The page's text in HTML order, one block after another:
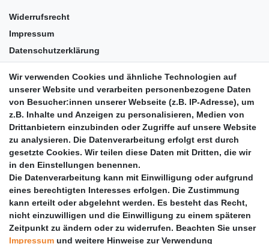
Widerrufsrecht
Impressum
Datenschutzerklärung
Barrierefreiheit
Anleitungen
Vertrag widerrufen
PARTNER
DHL
GLS
PaketPLUS
Wir verwenden Cookies und ähnliche Technologien auf
unserer Website und verarbeiten personenbezogene Daten
von Besucher:innen unserer Webseite (z.B. IP-Adresse), um
z.B. Inhalte und Anzeigen zu personalisieren, Medien von
Drittanbietern einzubinden oder Zugriffe auf unsere Website
zu analysieren. Die Datenverarbeitung erfolgt erst durch
gesetzte Cookies. Wir teilen diese Daten mit Dritten, die wir
in den Einstellungen benennen.
Die Datenverarbeitung kann mit Einwilligung oder aufgrund
eines berechtigten Interesses erfolgen. Die Zustimmung
kann erteilt oder abgelehnt werden. Es besteht das Recht,
nicht einzuwilligen und die Einwilligung zu einem späteren
Zeitpunkt zu ändern oder zu widerrufen. Beachten Sie unser
Impressum und weitere Hinweise zur Verwendung